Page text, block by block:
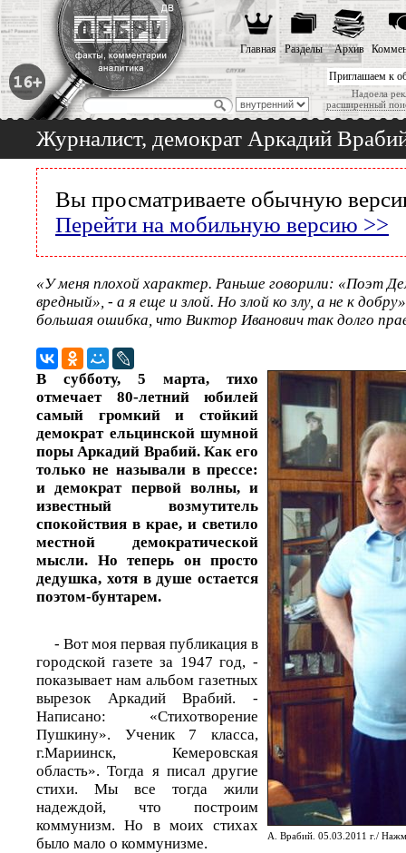
Приглашаем к
Надоела
расширенный
Главная Разделы Архив
Журналист, демократ Аркадий
Вы просматриваете обычную
Перейти на мобильную версию >>
«У меня плохой характер. Раньше говорили: «Поэт
вредный», - а я еще и злой. Но злой ко злу, а не к
большая ошибка, что Виктор Иванович так долго
А. Врабий. 05.03.2011 г./
В субботу, 5 марта, тихо
отмечает 80-летний юбилей
самый громкий и стойкий
демократ ельцинской шумной
поры Аркадий Врабий. Как его
только не называли в прессе:
и демократ первой волны, и
известный возмутитель
спокойствия в крае, и светило
местной демократической
мысли. Но теперь он просто
дедушка, хотя в душе остается
поэтом-бунтарем.
- Вот моя первая публикация в
городской газете за 1947 год, -
показывает нам альбом газетных
вырезок Аркадий Врабий. -
Написано: «Стихотворение
Пушкину». Ученик 7 класса,
г.Мариинск, Кемеровская
область». Тогда я писал другие
стихи. Мы все тогда жили
надеждой, что построим
коммунизм. Но в моих стихах
было мало о коммунизме.